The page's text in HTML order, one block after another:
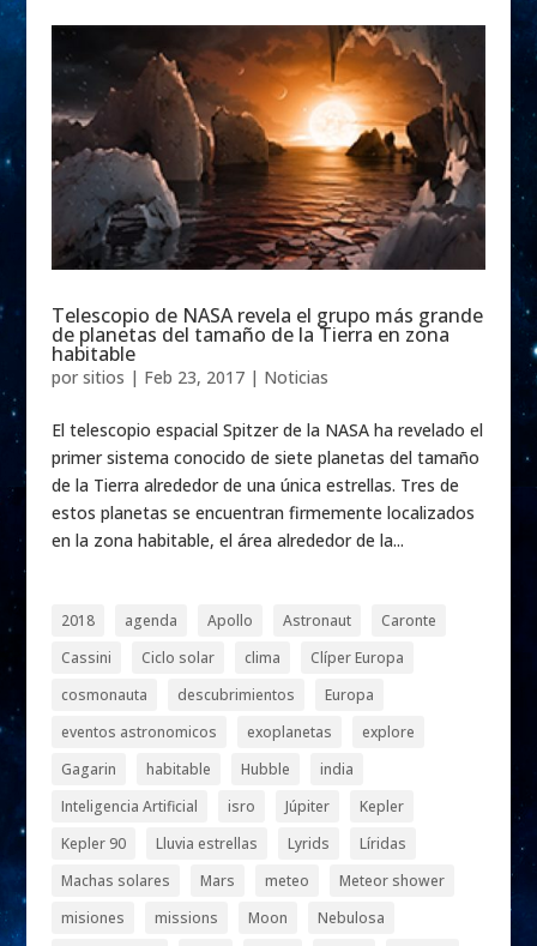
Telescopio de NASA revela el grupo más grande
de planetas del tamaño de la Tierra en zona
habitable
por sitios | Feb 23, 2017| Noticias
El telescopio espacial Spitzer de la NASA ha revelado el
primer sistema conocido de siete planetas del tamaño
de la Tierra alrededor de una única estrellas. Tres de
estos planetas se encuentran firmemente localizados
en la zona habitable, el área alrededor de la...
2018 agenda Apollo Astronaut
Caronte
Cassini
Ciclo solar clima
Clíper Europa
cosmonauta
descubrimientos
Europa
eventos astronomicos
exoplanetas
explore
Gagarin
habitable Hubble
india
Inteligencia Artificial
isro Júpiter
Kepler
Kepler 90
Lluvia estrellas Lyrids
Líridas
Machas solares
Mars meteo
Meteor shower
misiones
missions Moon
Nebulosa